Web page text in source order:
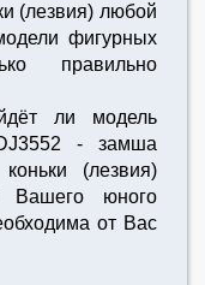
(лезвия) любой
фигурных
правильно
ли модель
- замша
(лезвия)
юного
от Вас